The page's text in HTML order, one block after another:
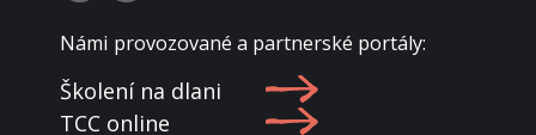
Námi provozované a partnerské portály:
Školení na dlani
TCC online